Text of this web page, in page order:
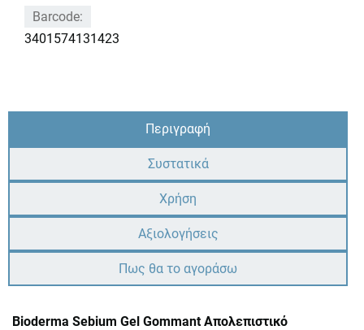
Barcode:
3401574131423
Περιγραφή
Συστατικά
Χρήση
Αξιολογήσεις
Πως θα το αγοράσω
Bioderma Sebium Gel Gommant Απολεπιστικό